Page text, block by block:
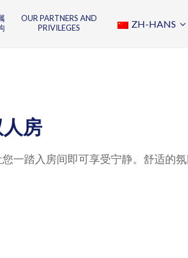
ZH-HANS
OUR PARTNERS AND
PRIVILEGES
房
一踏入房间即可享受宁静。舒适的